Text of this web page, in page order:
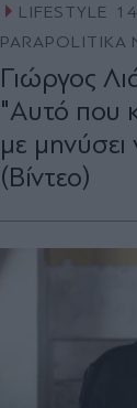
LIFESTYLE
PARAPOLITIKA
Γιώργος
"Αυτό που
με
(Βίντεο)